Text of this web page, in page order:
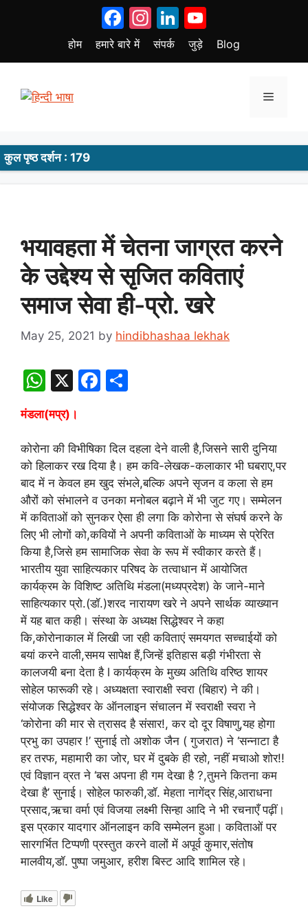
Facebook
Instagram
LinkedIn
होम हमारे बारे में संपर्क जुड़े Blog
Menu
कुल पृष्ठ दर्शन : 179
भयावहता में चेतना जाग्रत करने
के उद्देश्य से सृजित कविताएं
समाज सेवा ही-प्रो. खरे
May 25, 2021 by hindibhashaa lekhak
W
at
s
A
p
p
X
F
e
b
o
o
k
e
मंडला(मप्र)।
कोरोना की विभीषिका दिल दहला देने वाली है,जिसने सारी दुनिया
को हिलाकर रख दिया है। हम कवि-लेखक-कलाकार भी घबराए,पर
बाद में न केवल हम खुद संभले,बल्कि अपने सृजन व कला से हम
औरों को संभालने व उनका मनोबल बढ़ाने में भी जुट गए। सम्मेलन
में कविताओं को सुनकर ऐसा ही लगा कि कोरोना से संघर्ष करने के
लिए भी लोगों को,कवियों ने अपनी कविताओं के माध्यम से प्रेरित
किया है,जिसे हम सामाजिक सेवा के रूप में स्वीकार करते हैं।
भारतीय युवा साहित्यकार परिषद के तत्वाधान में आयोजित
कार्यक्रम के विशिष्ट अतिथि मंडला(मध्यप्रदेश) के जाने-माने
साहित्यकार प्रो.(डॉ.)शरद नारायण खरे ने अपने सार्थक व्याख्यान
में यह बात कही। संस्था के अध्यक्ष सिद्धेश्वर ने कहा
कि,कोरोनाकाल में लिखी जा रही कविताएं समयगत सच्चाईयों को
बयां करने वाली,समय सापेक्ष हैं,जिन्हें इतिहास बड़ी गंभीरता से
कालजयी बना देता है l कार्यक्रम के मुख्य अतिथि वरिष्ठ शायर
सोहेल फारूकी रहे। अध्यक्षता स्वाराक्षी स्वरा (बिहार) ने की।
संयोजक सिद्धेश्वर के ऑनलाइन संचालन में स्वराक्षी स्वरा ने
‘कोरोना की मार से त्रासद है संसार!, कर दो दूर विषाणु,यह होगा
प्रभु का उपहार !’ सुनाई तो अशोक जैन ( गुजरात) ने ‘सन्नाटा है
हर तरफ, महामारी का जोर, घर में दुबके ही रहो, नहीं मचाओ शोर!!
एवं विज्ञान व्रत ने ‘बस अपना ही गम देखा है ?,तुमने कितना कम
देखा है’ सुनाई। सोहेल फारुकी,डॉ. मेहता नागेंद्र सिंह,आराधना
प्रसाद,ऋचा वर्मा एवं विजया लक्ष्मी सिन्हा आदि ने भी रचनाएँ पढ़ीं।
इस प्रकार यादगार ऑनलाइन कवि सम्मेलन हुआ। कविताओं पर
सारगर्भित टिप्पणी प्रस्तुत करने वालों में अपूर्व कुमार,संतोष
मालवीय,डॉ. पुष्पा जमुआर, हरीश बिस्ट आदि शामिल रहे।
Like